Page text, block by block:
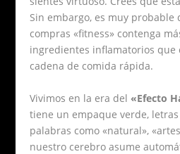
Sin embargo, es muy probable
compras «fitness» contenga
ingredientes inflamatorios que
cadena de comida rápida.
Vivimos en la era del «Efecto
tiene un empaque verde,
palabras como «natural»,
nuestro cerebro asume